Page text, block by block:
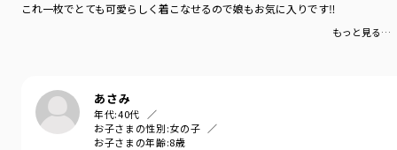
これ一枚でとても可愛らしく着こなせるので娘もお気に入りです‼︎
もっと見る…
あさみ
年代:40代
お子さまの性別:女の子
お子さまの年齢:8歳